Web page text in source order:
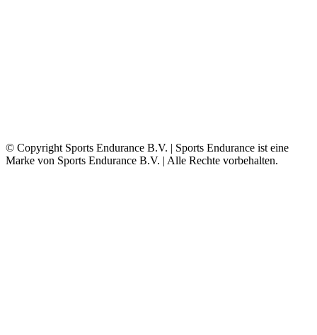
© Copyright Sports Endurance B.V. | Sports Endurance ist eine
Marke von Sports Endurance B.V. | Alle Rechte vorbehalten.